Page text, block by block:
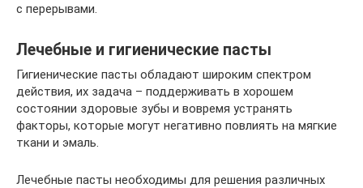
с перерывами.
Лечебные и гигиенические пасты
Гигиенические пасты обладают широким спектром
действия, их задача – поддерживать в хорошем
состоянии здоровые зубы и вовремя устранять
факторы, которые могут негативно повлиять на мягкие
ткани и эмаль.
Лечебные пасты необходимы для решения различных